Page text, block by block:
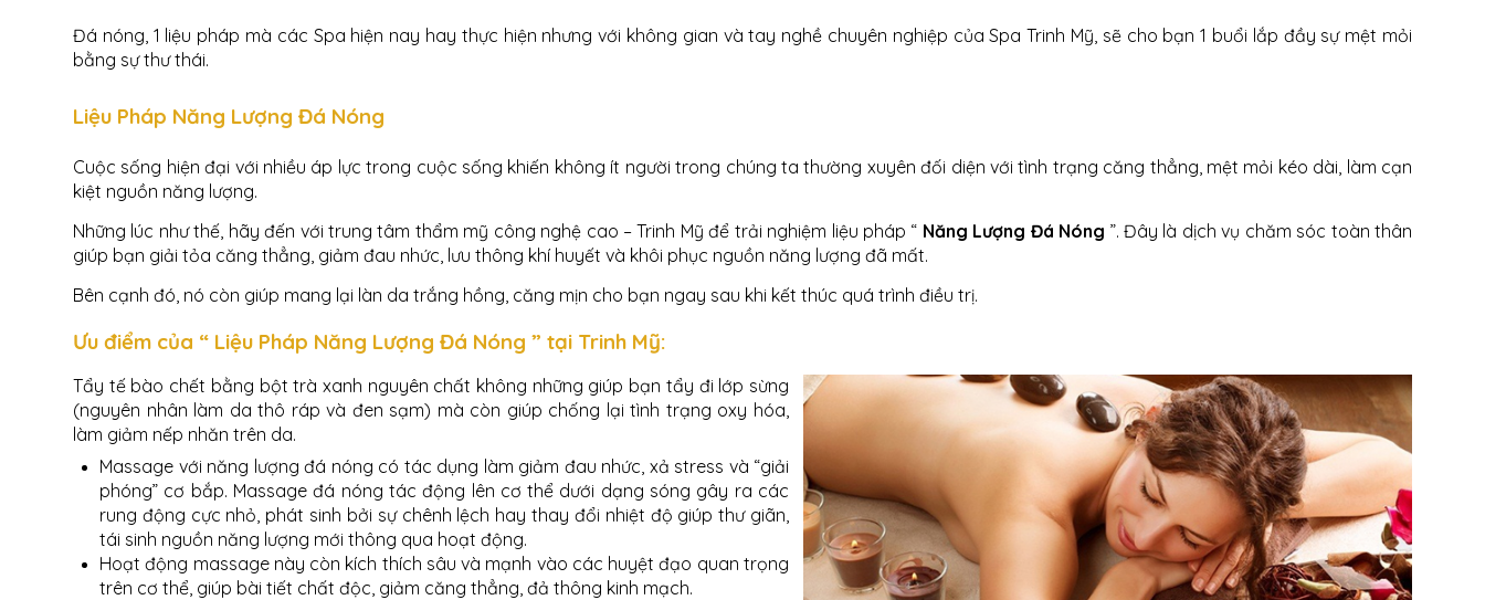
Đá nóng, 1 liệu pháp mà các Spa hiện nay hay thực hiện nhưng với không gian và tay nghề chuyên nghiệp của Spa Trinh Mỹ, sẽ cho bạn 1 buổi lắp đầy sự mệt mỏi
bằng sự thư thái.
Liệu Pháp Năng Lượng Đá Nóng
Cuộc sống hiện đại với nhiều áp lực trong cuộc sống khiến không ít người trong chúng ta thường xuyên đối diện với tình trạng căng thẳng, mệt mỏi kéo dài, làm cạn
kiệt nguồn năng lượng.
Những lúc như thế, hãy đến với trung tâm thẩm mỹ công nghệ cao – Trinh Mỹ để trải nghiệm liệu pháp “ Năng Lượng Đá Nóng ”. Đây là dịch vụ chăm sóc toàn thân
giúp bạn giải tỏa căng thẳng, giảm đau nhức, lưu thông khí huyết và khôi phục nguồn năng lượng đã mất.
Bên cạnh đó, nó còn giúp mang lại làn da trắng hồng, căng mịn cho bạn ngay sau khi kết thúc quá trình điều trị.
Ưu điểm của “ Liệu Pháp Năng Lượng Đá Nóng ” tại Trinh Mỹ:
Tẩy tế bào chết bằng bột trà xanh nguyên chất không những giúp bạn tẩy đi lớp sừng
(nguyên nhân làm da thô ráp và đen sạm) mà còn giúp chống lại tình trạng oxy hóa,
làm giảm nếp nhăn trên da.
Massage với năng lượng đá nóng có tác dụng làm giảm đau nhức, xả stress và “giải
phóng” cơ bắp. Massage đá nóng tác động lên cơ thể dưới dạng sóng gây ra các
rung động cực nhỏ, phát sinh bởi sự chênh lệch hay thay đổi nhiệt độ giúp thư giãn,
tái sinh nguồn năng lượng mới thông qua hoạt động.
Hoạt động massage này còn kích thích sâu và mạnh vào các huyệt đạo quan trọng
trên cơ thể, giúp bài tiết chất độc, giảm căng thẳng, đả thông kinh mạch.